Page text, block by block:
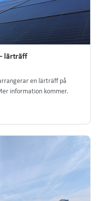
lärträff
en lärträff på
information kommer.